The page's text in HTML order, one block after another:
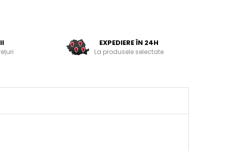
EXPEDIERE ÎN 24H
La produsele selectate